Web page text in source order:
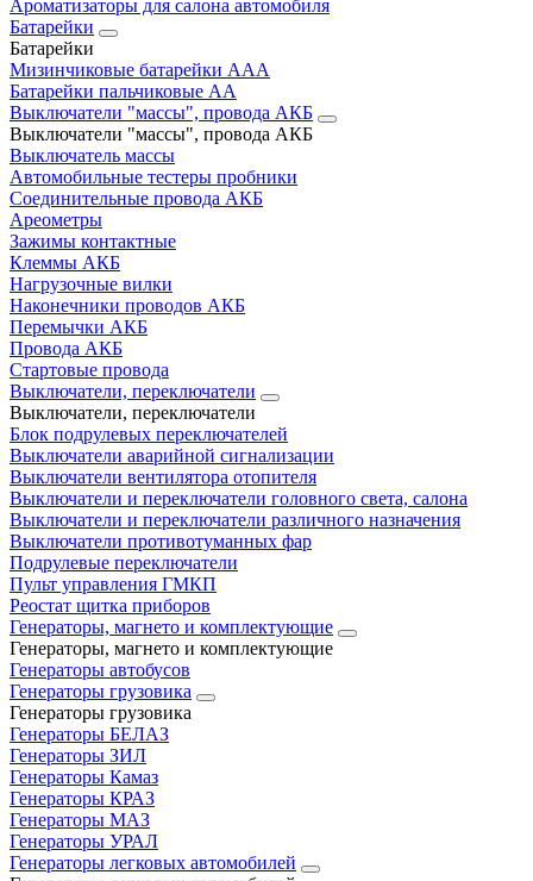
Ароматизаторы для салона автомобиля
Батарейки
Батарейки
Мизинчиковые батарейки AAA
Батарейки пальчиковые АА
Выключатели "массы", провода АКБ
Выключатели "массы", провода АКБ
Выключатель массы
Автомобильные тестеры пробники
Соединительные провода АКБ
Ареометры
Зажимы контактные
Клеммы АКБ
Нагрузочные вилки
Наконечники проводов АКБ
Перемычки АКБ
Провода АКБ
Стартовые провода
Выключатели, переключатели
Выключатели, переключатели
Блок подрулевых переключателей
Выключатели аварийной сигнализации
Выключатели вентилятора отопителя
Выключатели и переключатели головного света, салона
Выключатели и переключатели различного назначения
Выключатели противотуманных фар
Подрулевые переключатели
Пульт управления ГМКП
Реостат щитка приборов
Генераторы, магнето и комплектующие
Генераторы, магнето и комплектующие
Генераторы автобусов
Генераторы грузовика
Генераторы грузовика
Генераторы БЕЛАЗ
Генераторы ЗИЛ
Генераторы Камаз
Генераторы КРАЗ
Генераторы МАЗ
Генераторы УРАЛ
Генераторы легковых автомобилей